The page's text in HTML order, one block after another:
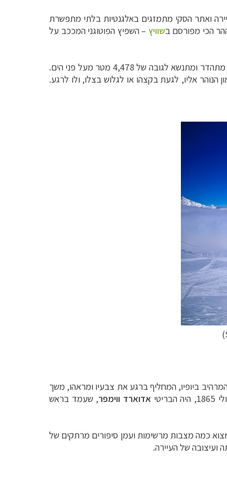
ואתר הסקי מתמזגים באלגנטיות בלתי מתפשרת
הכי מפורסם בשוויץ –השפיץ הפוטוגני המככב על
), סימלה של שוויץ, שצורת מצוקיו הכל כך מיוחדת מקנה לו אדרת כבוד של יופי ועצמה, מתהדר ומתנשא לגובה של 4,478 מטר מעל פני הים.
אליו, לגעת בקצהו או לגלוש בצלו, ולו לרגע.
)
ביופיו, המחליף ברגע את צבעיו ומראהו, משך
אדוארד ווימפר, שעמד בראש
כמה מצבות מרשימות ועמן סיפורים מרתקים של
של העיירה.